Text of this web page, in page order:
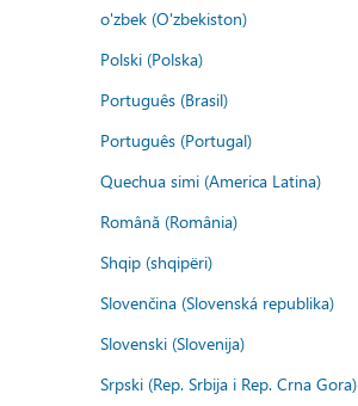
o'zbek (O'zbekiston)
Polski (Polska)
Português (Brasil)
Português (Portugal)
Quechua simi (America Latina)
Română (România)
Shqip (shqipëri)
Slovenčina (Slovenská republika)
Slovenski (Slovenija)
Srpski (Rep. Srbija i Rep. Crna Gora)